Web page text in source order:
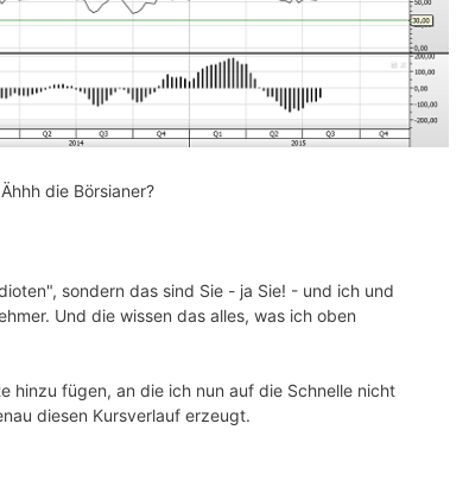
die Börsianer?
sondern das sind Sie - ja Sie! - und ich und
Und die wissen das alles, was ich oben
hinzu fügen, an die ich nun auf die Schnelle nicht
diesen Kursverlauf erzeugt.